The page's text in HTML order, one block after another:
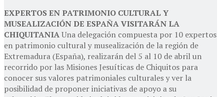
EXPERTOS EN PATRIMONIO CULTURAL Y
MUSEALIZACIÓN DE ESPAÑA VISITARÁN LA
CHIQUITANIAUna delegación compuesta por 10 expertos
en patrimonio cultural y musealización de la región de
Extremadura (España), realizarán del 5 al 10 de abril un
recorrido por las Misiones Jesuíticas de Chiquitos para
conocer sus valores patrimoniales culturales y ver la
posibilidad de proponer iniciativas de apoyo a su